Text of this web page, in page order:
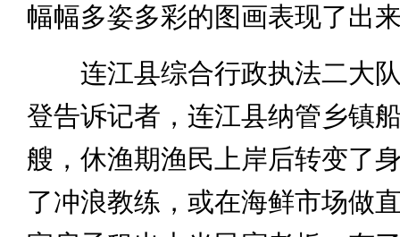
幅幅多姿多彩的图画表现了出
连江县综合行政执法二大队
登告诉记者，连江县纳管乡镇
艘，休渔期渔民上岸后转变了
了冲浪教练，或在海鲜市场做